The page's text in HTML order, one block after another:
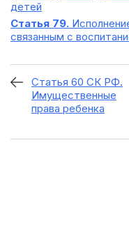
детей
Статья 79.
связанным с
Статья 60 СК РФ.
Имущественные
права ребенка